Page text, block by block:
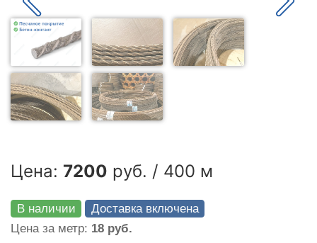
Цена: 7200 руб. / 400 м
В наличии
Доставка включена
Цена за метр: 18 руб.